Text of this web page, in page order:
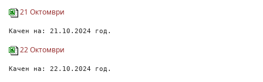
21 Октомври
Качен на: 21.10.2024 год.
22 Октомври
Качен на: 22.10.2024 год.